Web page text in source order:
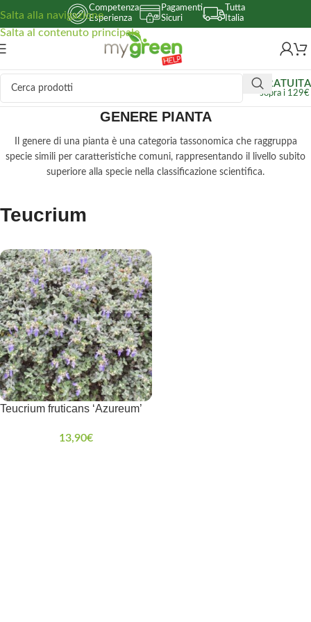
Salta alla navigazione
Salta al contenuto principale
Competenza
Esperienza
Pagamenti
Sicuri
Tutta
Italia
GRATUITA
sopra i 129€
GENERE PIANTA
Il genere di una pianta è una categoria tassonomica che raggruppa
specie simili per caratteristiche comuni, rappresentando il livello subito
superiore alla specie nella classificazione scientifica.
Teucrium
Teucrium fruticans ‘Azureum’
13,90€